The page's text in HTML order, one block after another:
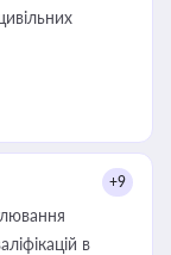
+9
в